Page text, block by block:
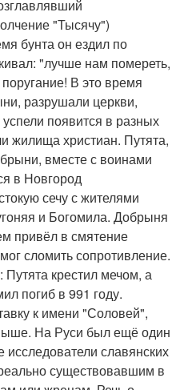
"Тысячу")
бунта он ездил по
"лучше нам помереть,
В это время
разрушали церкви,
появится в разных
жилища христиан. Путята,
вместе с воинами
в Новгород
сечу с жителями
и Богомила. Добрыня
привёл в смятение
сломить сопротивление.
крестил мечом, а
погиб в 991 году.
к имени "Соловей",
На Руси был ещё один
исследователи славянских
существовавшим в